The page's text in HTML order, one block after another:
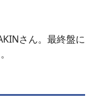
さん。最終盤に